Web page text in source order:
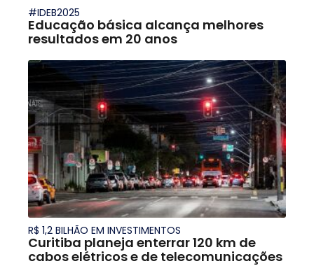
#IDEB2025
Educação básica alcança melhores
resultados em 20 anos
R$ 1,2 BILHÃO EM INVESTIMENTOS
Curitiba planeja enterrar 120 km de
cabos elétricos e de telecomunicações